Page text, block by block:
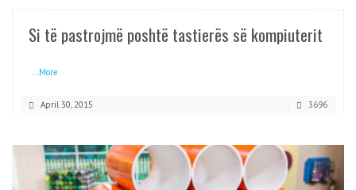
Si të pastrojmë poshtë tastierës së kompiuterit
...More
April 30, 2015 3696